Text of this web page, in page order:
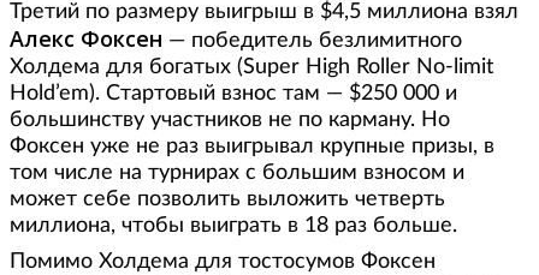
Третий по размеру выигрыш в $4,5 миллиона взял
Алекс Фоксен — победитель безлимитного
Холдема для богатых (Super High Roller No-limit
Hold’em). Стартовый взнос там — $250 000 и
большинству участников не по карману. Но
Фоксен уже не раз выигрывал крупные призы, в
том числе на турнирах с большим взносом и
может себе позволить выложить четверть
миллиона, чтобы выиграть в 18 раз больше.
Помимо Холдема для тостосумов Фоксен